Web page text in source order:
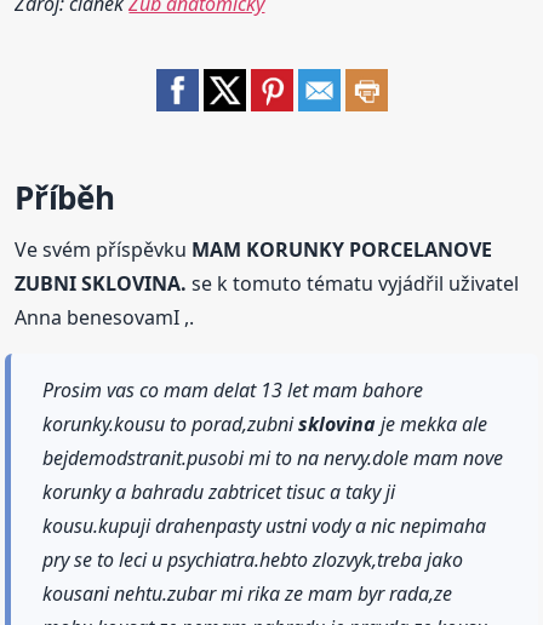
Příběh
Ve svém příspěvku MAM KORUNKY PORCELANOVE
ZUBNI SKLOVINA. se k tomuto tématu vyjádřil uživatel
Anna benesovamI ,.
Prosim vas co mam delat 13 let mam bahore
korunky.kousu to porad,zubnisklovinaje mekka ale
bejdemodstranit.pusobi mi to na nervy.dole mam nove
korunky a bahradu zabtricet tisuc a taky ji
kousu.kupuji drahenpasty ustni vody a nic nepimaha
pry se to leci u psychiatra.hebto zlozvyk,treba jako
kousani nehtu.zubar mi rika ze mam byr rada,ze